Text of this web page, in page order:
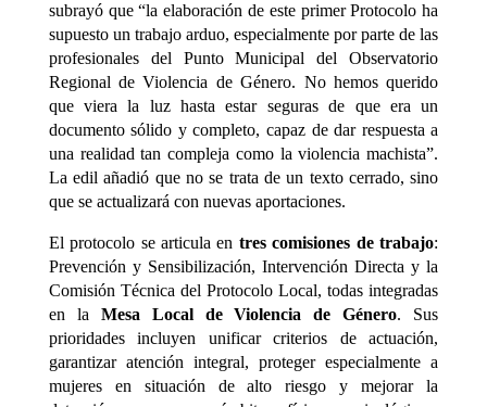
subrayó que “la elaboración de este primer Protocolo ha
supuesto un trabajo arduo, especialmente por parte de las
profesionales del Punto Municipal del Observatorio
Regional de Violencia de Género. No hemos querido
que viera la luz hasta estar seguras de que era un
documento sólido y completo, capaz de dar respuesta a
una realidad tan compleja como la violencia machista”.
La edil añadió que no se trata de un texto cerrado, sino
que se actualizará con nuevas aportaciones.
El protocolo se articula en tres comisiones de trabajo:
Prevención y Sensibilización, Intervención Directa y la
Comisión Técnica del Protocolo Local, todas integradas
en la Mesa Local de Violencia de Género. Sus
prioridades incluyen unificar criterios de actuación,
garantizar atención integral, proteger especialmente a
mujeres en situación de alto riesgo y mejorar la